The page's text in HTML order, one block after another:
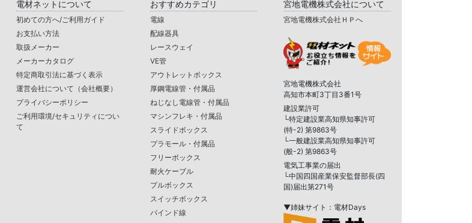
電材ネットについて
初めての方へ/ご利用ガイド
お支払い方法
取扱メーカー
メーカーカタログ
特定商取引法に基づく表示
運営会社について（会社概要）
プライバシーポリシー
ご利用環境/セキュリティについ
て
おすすめカテゴリ
電線
配線器具
レースウェイ
VE管
アウトレットボックス
厚鋼電線管・付属品
ねじなし電線管・付属品
マシンフレキ・付属品
スライドボックス
プラモール・付属品
フリーボックス
耐火ケーブル
プルボックス
スイッチボックス
バインド線
宮地電機株式会社について
宮地電機株式会社ＨＰへ
宮地電機株式会社
高知市本町3丁目3番1号
建設業許可
└特定建設業高知県知事許可
(特-2) 第9863号
└一般建設業高知県知事許可
(般-2) 第9863号
電気工事業の届出
└中国四国産業保安監督部長(四
国)届出第271号
▼姉妹サイト：電材Days